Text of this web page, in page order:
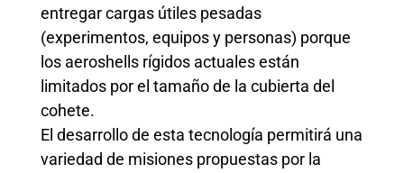
entregar cargas útiles pesadas
(experimentos, equipos y personas) porque
los aeroshells rígidos actuales están
limitados por el tamaño de la cubierta del
cohete.
El desarrollo de esta tecnología permitirá una
variedad de misiones propuestas por la